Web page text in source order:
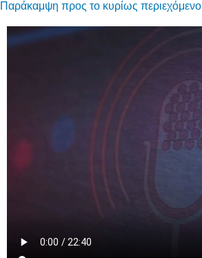
Παράκαμψη προς το κυρίως περιεχόμενο